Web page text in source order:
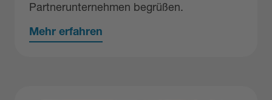
Partnerunternehmen begrüßen.
Mehr erfahren